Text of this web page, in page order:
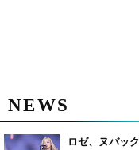
NEWS
ロゼ、ヌバッ